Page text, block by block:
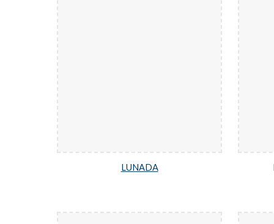
LUNADA